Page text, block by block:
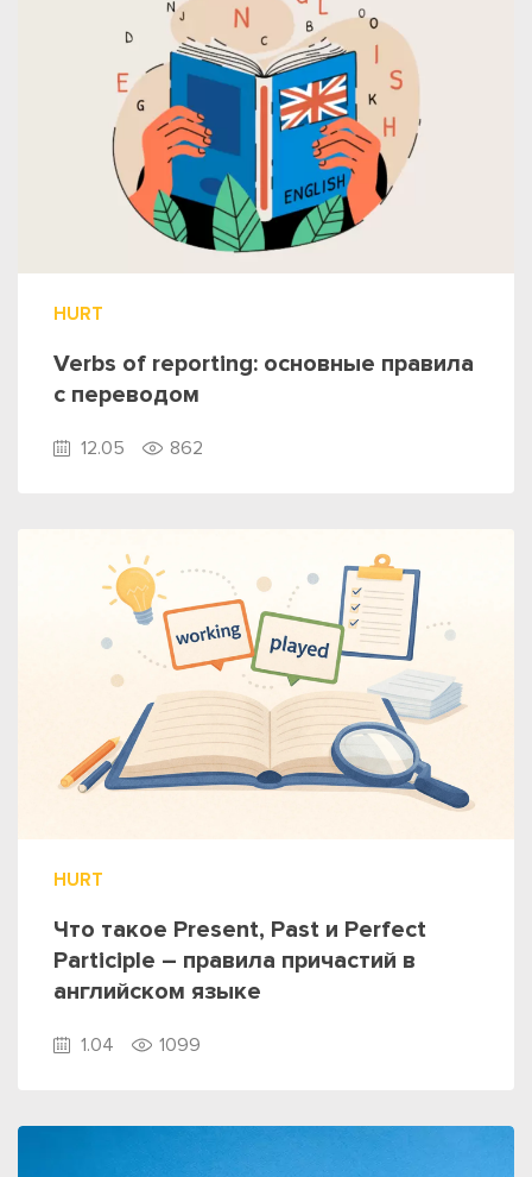
HURT
Verbs of reporting: основные правила
с переводом
12.05 862
HURT
Что такое Present, Past и Perfect
Participle – правила причастий в
английском языке
1.04 1099